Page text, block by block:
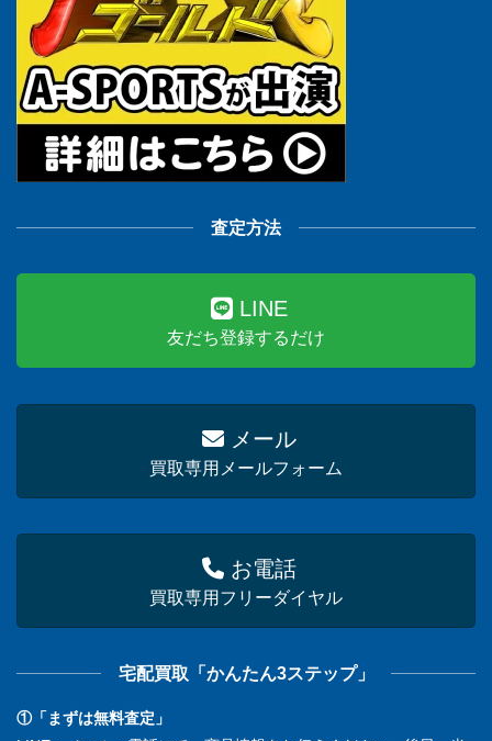
査定方法
LINE
友だち登録するだけ
メール
買取専用メールフォーム
お電話
買取専用フリーダイヤル
宅配買取「かんたん3ステップ」
①「まずは無料査定」